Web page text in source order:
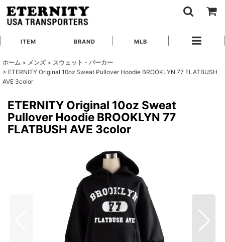
ITEM BRAND MLB
ホーム > メンズ > スウェット・パーカー
> ETERNITY Original 10oz Sweat Pullover Hoodie BROOKLYN 77 FLATBUSH
AVE 3color
ETERNITY Original 10oz Sweat
Pullover Hoodie BROOKLYN 77
FLATBUSH AVE 3color